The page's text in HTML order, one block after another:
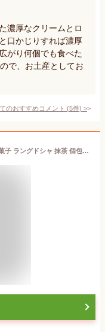
濃厚なクリームとロ
口かじりすれば濃厚
がり何個でも食べた
で、お土産としてお
のおすすめコメント (5件) >
遅れてごめんね ホワイトデー お返し お菓子 ラングドシャ 抹茶 個包装 春 スイーツ 取り寄せ ギフト グラッ茶 京都ヴェネト プチギフト 退職 産休 出産 送料込 春ギフト 個包装 小分け 職場 焼菓子 2026 抹茶スイーツ 抹茶 クッキー 京都 お土産 京都土産